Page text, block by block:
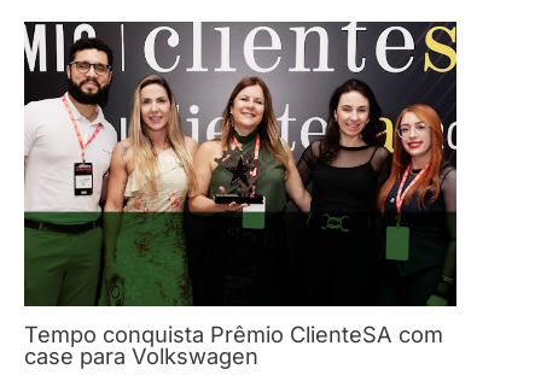
Tempo conquista Prêmio ClienteSA com
case para Volkswagen